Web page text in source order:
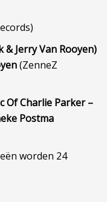
& JerryVan Rooyen)
(ZenneZ
Of Charlie Parker –
Postma
worden 24